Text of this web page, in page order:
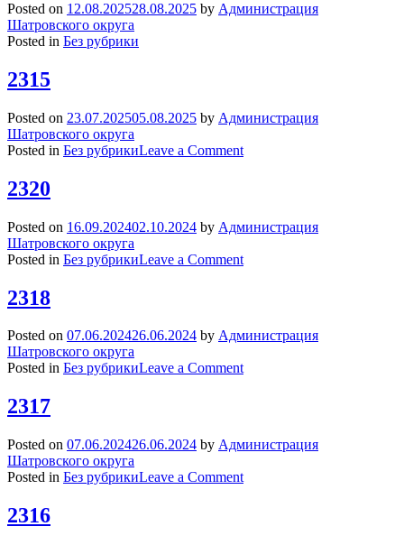
Posted on 12.08.202528.08.2025 by Администрация
Шатровского округа
Posted in Без рубрики
2315
Posted on 23.07.202505.08.2025 by Администрация
Шатровского округа
Posted in Без рубрикиLeave a Commenton
2320
Posted on 16.09.202402.10.2024 by Администрация
Шатровского округа
Posted in Без рубрикиLeave a Commenton
2318
Posted on 07.06.202426.06.2024 by Администрация
Шатровского округа
Posted in Без рубрикиLeave a Commenton
2317
Posted on 07.06.202426.06.2024 by Администрация
Шатровского округа
Posted in Без рубрикиLeave a Commenton
2316